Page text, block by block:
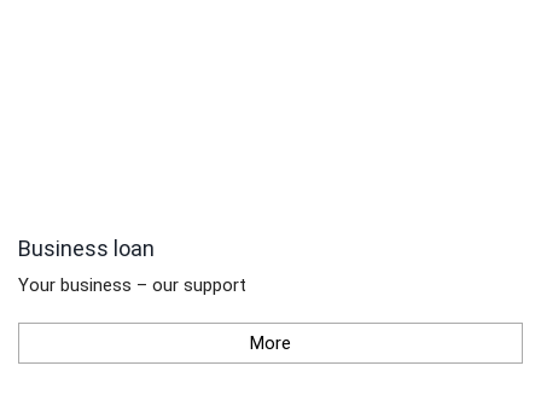
Business loan
Your business – our support
More